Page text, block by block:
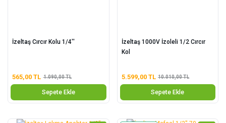
İzeltaş Cırcır Kolu 1/4''
565,00 TL 1.090,00 TL
Sepete Ekle
İzeltaş 1000V İzoleli 1/2 Cırcır
Kol
5.599,00 TL 10.010,00 TL
Sepete Ekle